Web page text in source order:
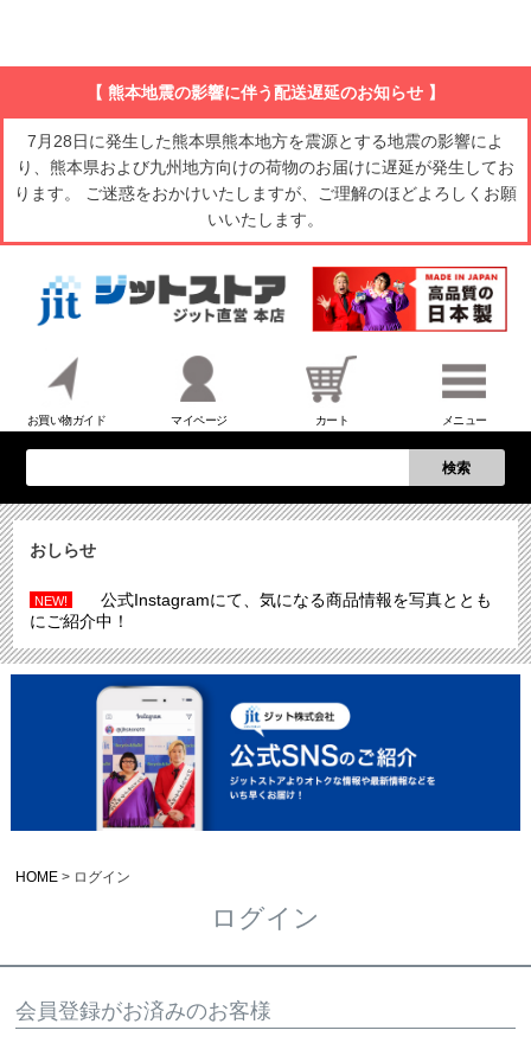
【 熊本地震の影響に伴う配送遅延のお知らせ 】
7月28日に発生した熊本県熊本地方を震源とする地震の影響によ
り、熊本県および九州地方向けの荷物のお届けに遅延が発生してお
ります。 ご迷惑をおかけいたしますが、ご理解のほどよろしくお願
いいたします。
お買い物ガイド マイページ カート メニュー
検索
おしらせ
NEW!
公式Instagramにて、気になる商品情報を写真ととも
にご紹介中！
HOME ログイン
ログイン
会員登録がお済みのお客様